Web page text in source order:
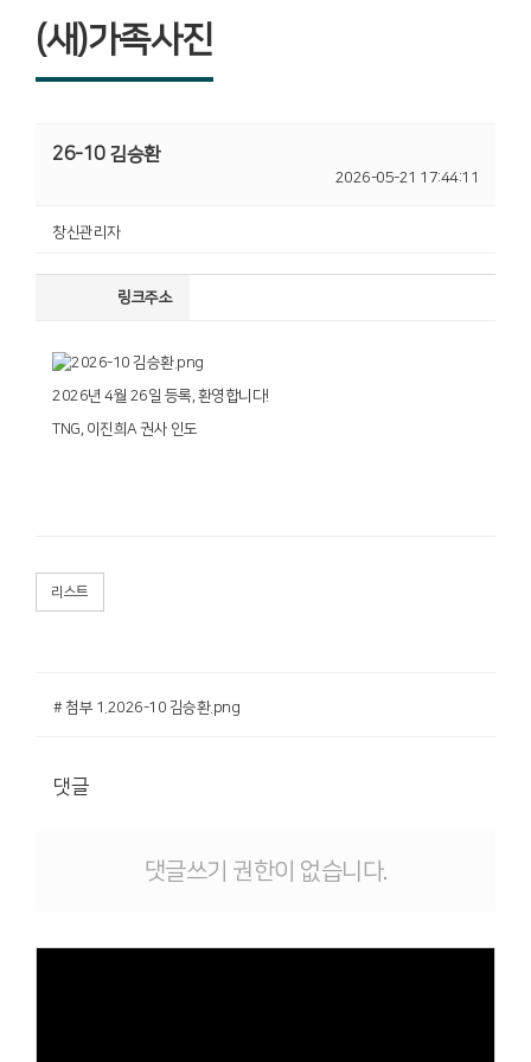
(새)가족사진
26-10 김승환
2026-05-21 17:44:11
창신관리자
링크주소
2026년 4월 26일 등록, 환영합니다!
TNG, 이진희A 권사 인도
리스트
# 첨부 1.2026-10 김승환.png
댓글
댓글쓰기 권한이 없습니다.